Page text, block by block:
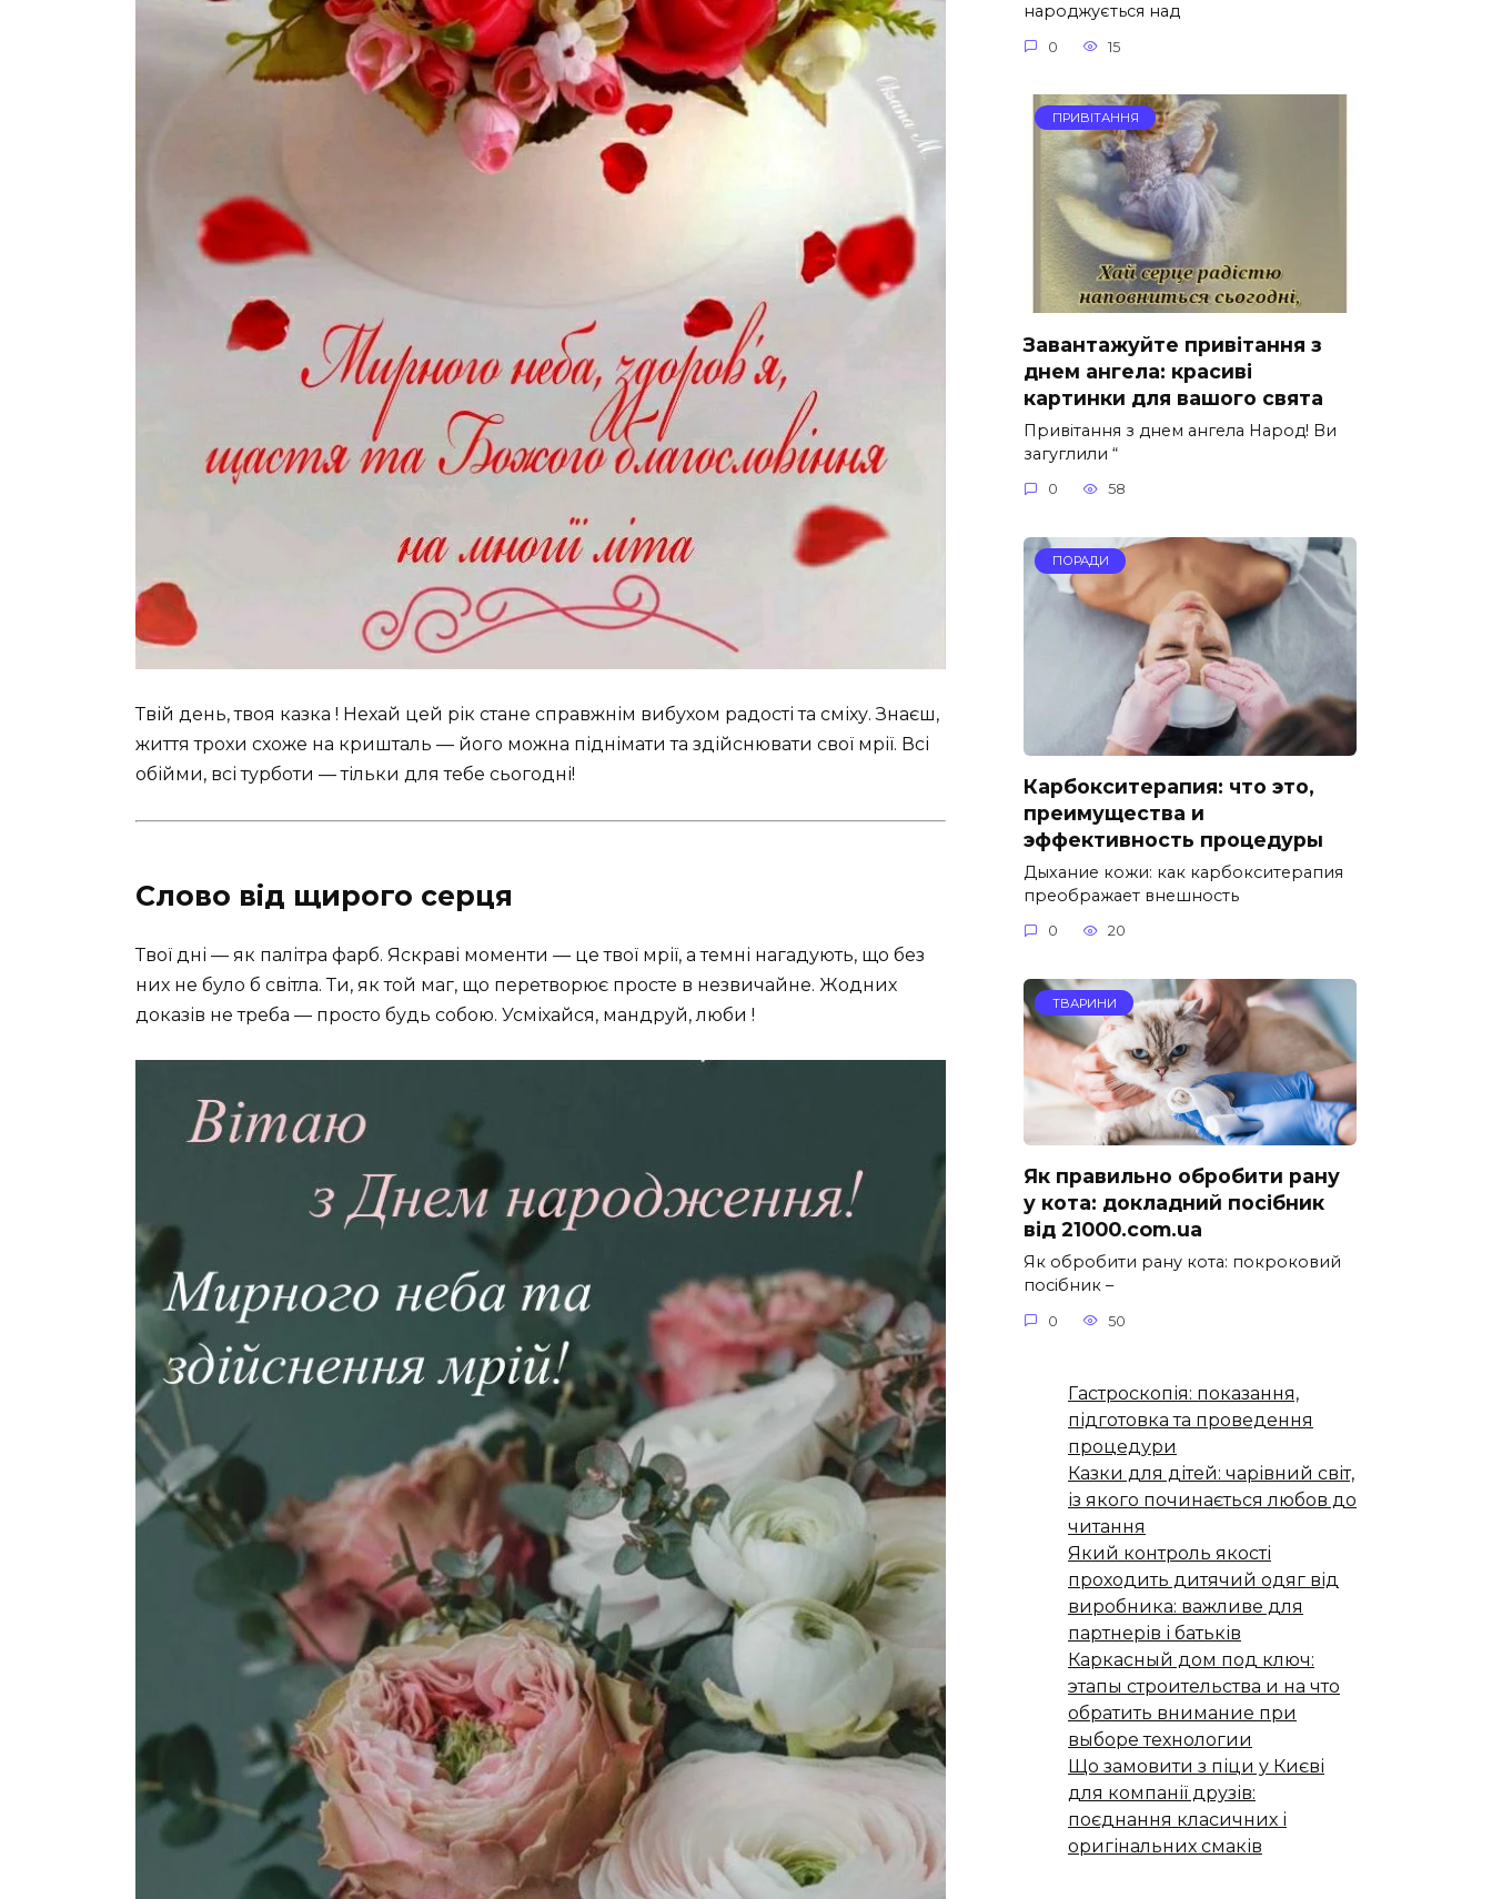
Твій день, твоя казка ! Нехай цей рік стане справжнім вибухом радості та сміху. Знаєш,
життя трохи схоже на кришталь — його можна піднімати та здійснювати свої мрії. Всі
обійми, всі турботи — тільки для тебе сьогодні!
Слово від щирого серця
Твої дні — як палітра фарб. Яскраві моменти — це твої мрії, а темні нагадують, що без
них не було б світла. Ти, як той маг, що перетворює просте в незвичайне. Жодних
доказів не треба — просто будь собою. Усміхайся, мандруй, люби !
народжується над
0 15
ПРИВІТАННЯ
Завантажуйте привітання з
днем ангела: красиві
картинки для вашого свята
Привітання з днем ангела Народ! Ви
загуглили “
0 58
ПОРАДИ
Карбокситерапия: что это,
преимущества и
эффективность процедуры
Дыхание кожи: как карбокситерапия
преображает внешность
0 20
ТВАРИНИ
Як правильно обробити рану
у кота: докладний посібник
від 21000.com.ua
Як обробити рану кота: покроковий
посібник –
0 50
Гастроскопія: показання,
підготовка та проведення
процедури
Казки для дітей: чарівний світ,
із якого починається любов до
читання
Який контроль якості
проходить дитячий одяг від
виробника: важливе для
партнерів і батьків
Каркасный дом под ключ:
этапы строительства и на что
обратить внимание при
выборе технологии
Що замовити з піци у Києві
для компанії друзів:
поєднання класичних і
оригінальних смаків